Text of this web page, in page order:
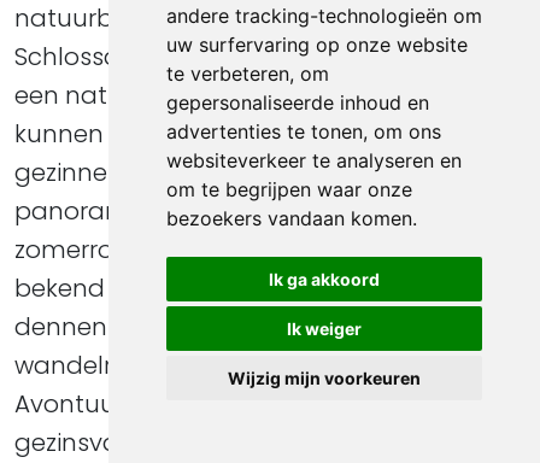
andere tracking-technologieën om
uw surfervaring op onze website
te verbeteren, om
gepersonaliseerde inhoud en
advertenties te tonen, om ons
websiteverkeer te analyseren en
om te begrijpen waar onze
bezoekers vandaan komen.
Ik ga akkoord
Ik weiger
Wijzig mijn voorkeuren
natuurbelevenissen bieden. Zo is er op de
Schlossalm een avontuurlijk klimpad en
een natuurspeeltuin waar kinderen
kunnen ravotten. Op de Fulseck kunnen
gezinnen genieten van een
panoramawandeling en een rit met de
zomerrodelbaan. De Graukogel staat
bekend om zijn eeuwenoude
dennenbossen en rustgevende
wandelroutes. De Almorama
Avontuurbergen maken een
gezinsvakantie extra bijzonder door een